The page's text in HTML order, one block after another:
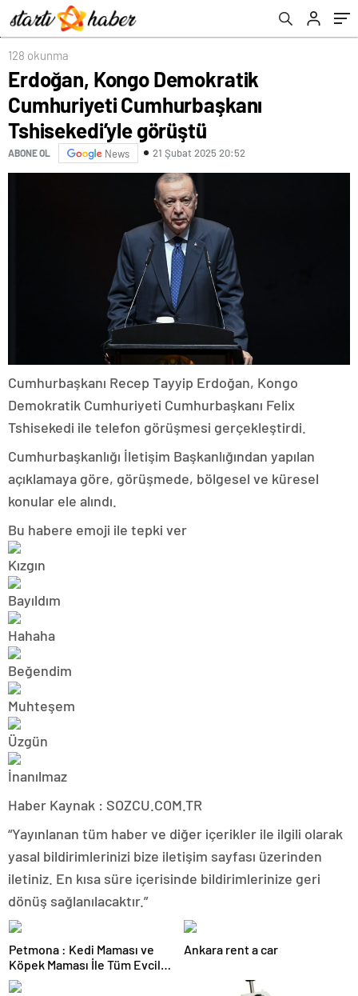
128 okunma
Erdoğan, Kongo Demokratik
Cumhuriyeti Cumhurbaşkanı
Tshisekedi’yle görüştü
ABONE OL News 21 Şubat 2025 20:52
Cumhurbaşkanı Recep Tayyip Erdoğan, Kongo
Demokratik Cumhuriyeti Cumhurbaşkanı Felix
Tshisekedi ile telefon görüşmesi gerçekleştirdi.
Cumhurbaşkanlığı İletişim Başkanlığından yapılan
açıklamaya göre, görüşmede, bölgesel ve küresel
konular ele alındı.
Bu habere emoji ile tepki ver
Haber Kaynak : SOZCU.COM.TR
“Yayınlanan tüm haber ve diğer içerikler ile ilgili olarak
yasal bildirimlerinizi bize iletişim sayfası üzerinden
iletiniz. En kısa süre içerisinde bildirimlerinize geri
dönüş sağlanılacaktır.”
Petmona : Kedi Maması ve
Köpek Maması İle Tüm Evcil
Hayvan Ürünleri
Ankara rent a car